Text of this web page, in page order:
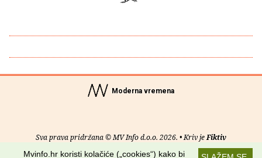
Moderna vremena
Sva prava pridržana © MV Info d.o.o. 2026. • Kriv jeFiktiv
Mvinfo.hr koristi kolačiće („cookies“) kako bi